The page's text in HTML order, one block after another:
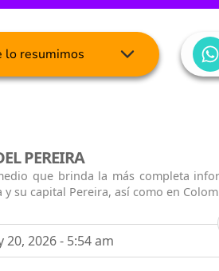
lo resumimos
PEREIRA
que brinda la más completa
y su capital Pereira, así como en
20, 2026 - 5:54 am